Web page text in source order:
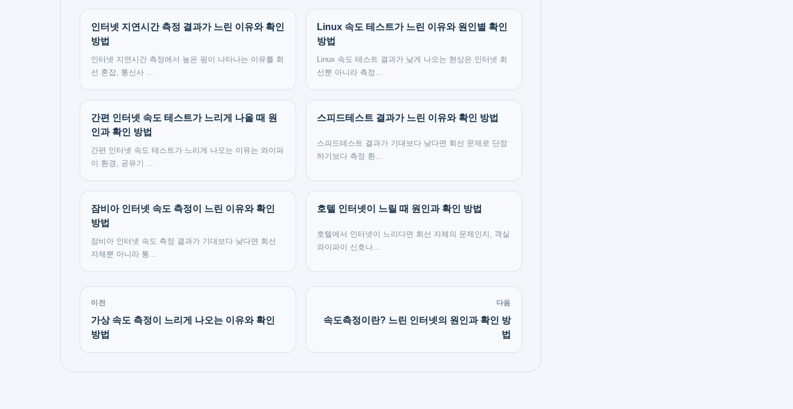
인터넷 지연시간 측정 결과가 느린 이유와 확인
방법
인터넷 지연시간 측정에서 높은 핑이 나타나는 이유를 회
선 혼잡, 통신사 ...
Linux 속도 테스트가 느린 이유와 원인별 확인
방법
Linux 속도 테스트 결과가 낮게 나오는 현상은 인터넷 회
선뿐 아니라 측정...
간편 인터넷 속도 테스트가 느리게 나올 때 원
인과 확인 방법
간편 인터넷 속도 테스트가 느리게 나오는 이유는 와이파
이 환경, 공유기 ...
스피드테스트 결과가 느린 이유와 확인 방법
스피드테스트 결과가 기대보다 낮다면 회선 문제로 단정
하기보다 측정 환...
잠비아 인터넷 속도 측정이 느린 이유와 확인
방법
잠비아 인터넷 속도 측정 결과가 기대보다 낮다면 회선
자체뿐 아니라 통...
호텔 인터넷이 느릴 때 원인과 확인 방법
호텔에서 인터넷이 느리다면 회선 자체의 문제인지, 객실
와이파이 신호나...
이전
가상 속도 측정이 느리게 나오는 이유와 확인
방법
다음
속도측정이란? 느린 인터넷의 원인과 확인 방
법